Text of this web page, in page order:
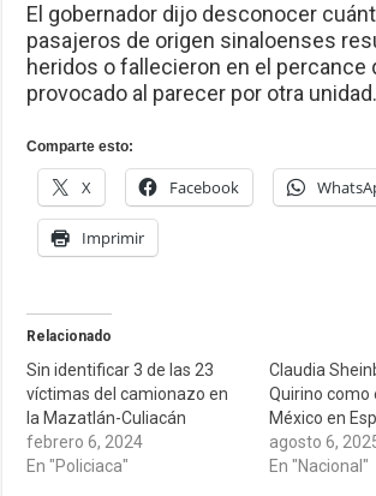
El gobernador dijo desconocer
pasajeros de origen sinaloenses
heridos o fallecieron en el percance
provocado al parecer por otra unidad.
Comparte esto:
X Facebook
Imprimir
Relacionado
Sin identificar 3 de las 23
víctimas del camionazo en
la Mazatlán-Culiacán
febrero 6, 2024
En "Policiaca"
Claudia
Quirino como
México en
agosto 6,
En "Nacional"